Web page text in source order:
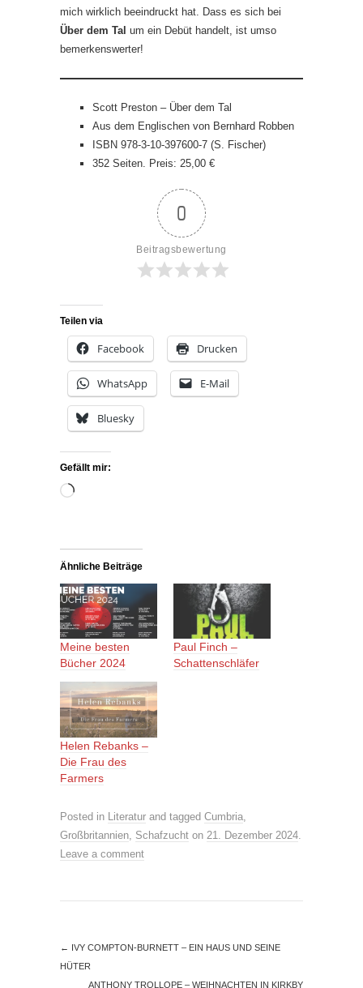
mich wirklich beeindruckt hat. Dass es sich bei
Über dem Tal um ein Debüt handelt, ist umso
bemerkenswerter!
Scott Preston – Über dem Tal
Aus dem Englischen von Bernhard Robben
ISBN 978-3-10-397600-7 (S. Fischer)
352 Seiten. Preis: 25,00 €
0
Beitragsbewertung
Teilen via
Facebook Drucken
WhatsApp E-Mail
Bluesky
Gefällt mir:
Wird
Ähnliche Beiträge
Meine besten
Bücher 2024
Paul Finch –
Schattenschläfer
Helen Rebanks –
Die Frau des
Farmers
Posted in Literatur and tagged Cumbria
Großbritannien Schafzucht on 21. Dezember 2024
Leave a comment
← IVY COMPTON-BURNETT – EIN HAUS UND SEINE
HÜTER
ANTHONY TROLLOPE – WEIHNACHTEN IN KIRKBY